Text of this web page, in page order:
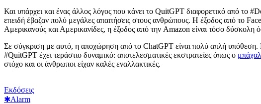
Και υπάρχει και ένας άλλος λόγος που κάνει το QuitGPT διαφορετικό από το
επειδή έβαζαν πολύ μεγάλες απαιτήσεις στους ανθρώπους. Η έξοδος από το
Αμερικανούς και Αμερικανίδες, η έξοδος από την Amazon είναι τόσο
Σε σύγκριση με αυτό, η αποχώρηση από το ChatGPT είναι πολύ απλή υπόθεση.
#QuitGPT έχει τεράστιο δυναμικό: αποτελεσματικές εκστρατείες όπως ο
στόχο και οι άνθρωποι είχαν καλές εναλλακτικές.
Εκδόσεις
✱Alarm